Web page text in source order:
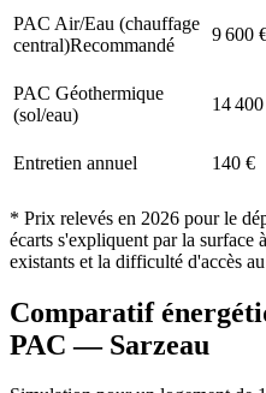
PAC Air/Eau (chauffage
central)Recommandé
9 600
PAC Géothermique
(sol/eau)
14 400
Entretien annuel
140 €
* Prix relevés en 2026 pour le
écarts s'expliquent par la surface
existants et la difficulté d'accès
Comparatif
PAC — Sarzeau